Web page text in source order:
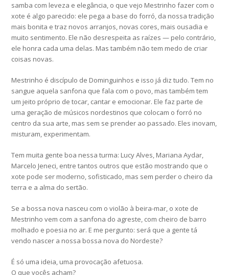
samba com leveza e elegância, o que vejo Mestrinho fazer com o
xote é algo parecido: ele pega a base do forró, da nossa tradição
mais bonita e traz novos arranjos, novas cores, mais ousadia e
muito sentimento. Ele não desrespeita as raízes — pelo contrário,
ele honra cada uma delas. Mas também não tem medo de criar
coisas novas.
Mestrinho é discípulo de Dominguinhos e isso já diz tudo. Tem no
sangue aquela sanfona que fala com o povo, mas também tem
um jeito próprio de tocar, cantar e emocionar. Ele faz parte de
uma geração de músicos nordestinos que colocam o forró no
centro da sua arte, mas sem se prender ao passado. Eles inovam,
misturam, experimentam.
Tem muita gente boa nessa turma: Lucy Alves, Mariana Aydar,
Marcelo Jeneci, entre tantos outros que estão mostrando que o
xote pode ser moderno, sofisticado, mas sem perder o cheiro da
terra e a alma do sertão.
Se a bossa nova nasceu com o violão à beira-mar, o xote de
Mestrinho vem com a sanfona do agreste, com cheiro de barro
molhado e poesia no ar. E me pergunto: será que a gente tá
vendo nascer a nossa bossa nova do Nordeste?
É só uma ideia, uma provocação afetuosa.
O que vocês acham?